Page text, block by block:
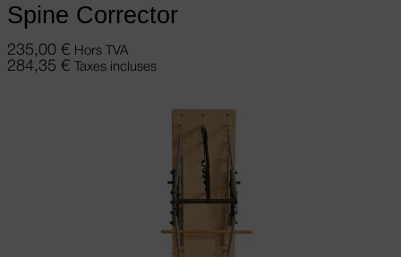
Spine Corrector
235,00 € Hors TVA
284,35 € Taxes incluses